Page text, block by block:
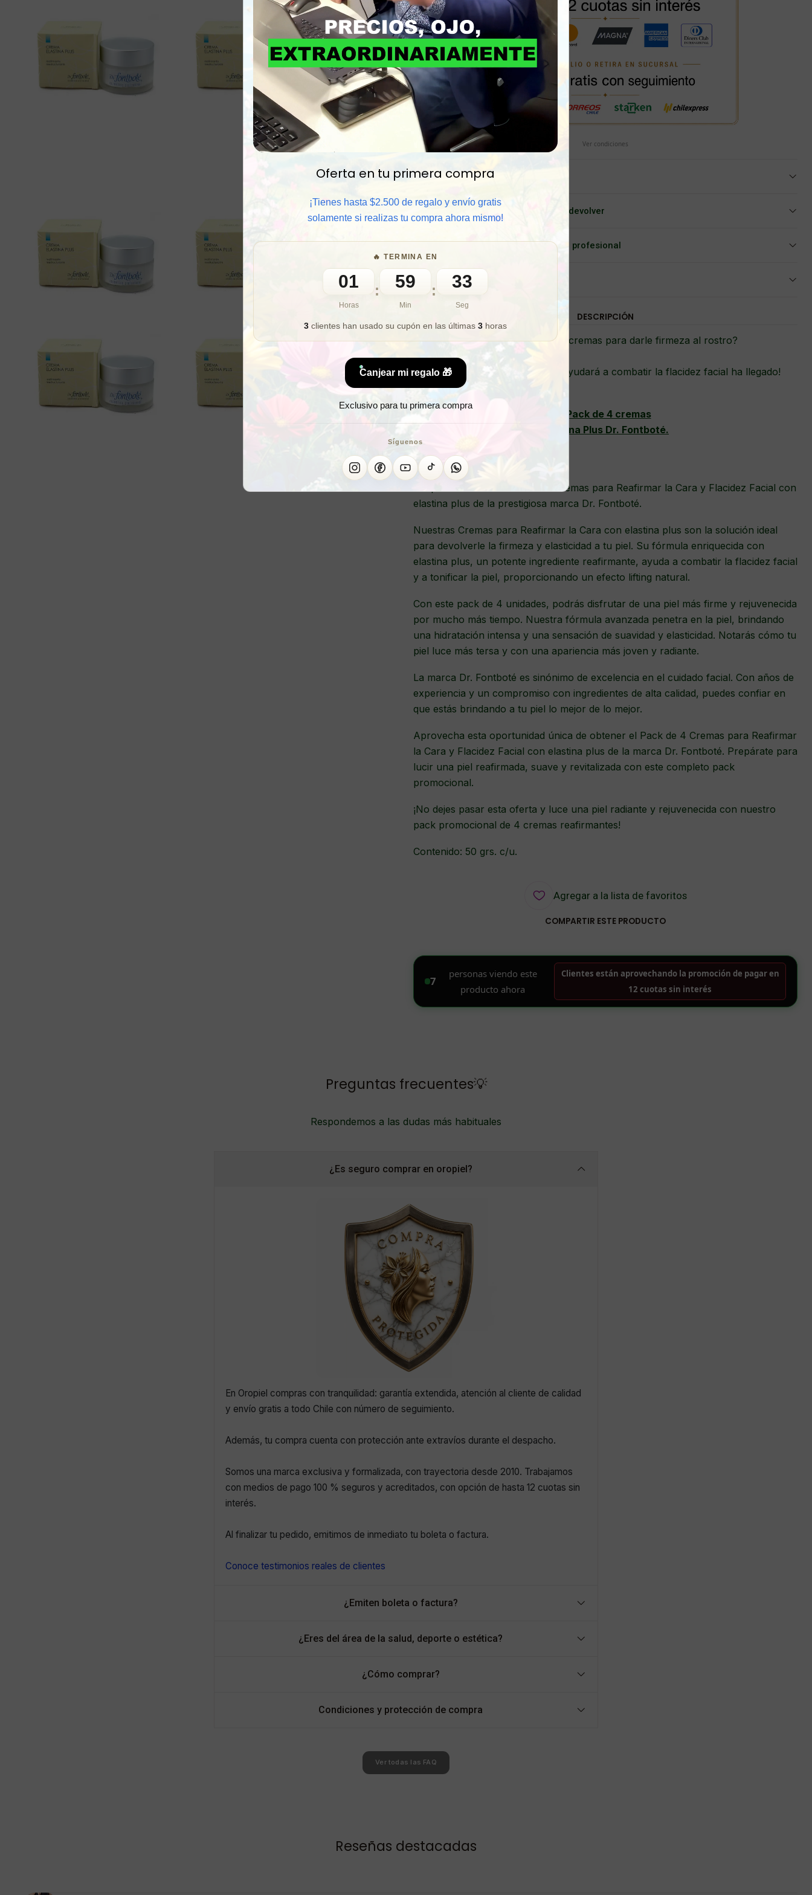
Oferta en tu primera compra
¡Tienes hasta $2.500 de regalo y envío gratis
solamente si realizas tu compra ahora mismo!
🔥 TERMINA EN
01
Horas
: 59
Min
: 31
Seg
3 clientes han usado su cupón en las últimas 3 horas
Canjear mi regalo 🎁
Exclusivo para tu primera compra
Síguenos
Ver condiciones
📦 Comprar al por mayor
⏰ Garantía 8 meses para cambiar o devolver
🧑‍💼 Atención al cliente y/o Asesoría profesional
🎁 Lo quiero para regalo
DESCRIPCIÓN
¿Buscas un pack de cremas para darle firmeza al rostro?
¡El pack promocional que te ayudará a combatir la flacidez facial ha llegado!
Pack de 4 cremas
Elastina Plus Dr. Fontboté.
Te presentamos el Pack de 4 Cremas para Reafirmar la Cara y Flacidez Facial con
elastina plus de la prestigiosa marca Dr. Fontboté.
Nuestras Cremas para Reafirmar la Cara con elastina plus son la solución ideal
para devolverle la firmeza y elasticidad a tu piel. Su fórmula enriquecida con
elastina plus, un potente ingrediente reafirmante, ayuda a combatir la flacidez facial
y a tonificar la piel, proporcionando un efecto lifting natural.
Con este pack de 4 unidades, podrás disfrutar de una piel más firme y rejuvenecida
por mucho más tiempo. Nuestra fórmula avanzada penetra en la piel, brindando
una hidratación intensa y una sensación de suavidad y elasticidad. Notarás cómo tu
piel luce más tersa y con una apariencia más joven y radiante.
La marca Dr. Fontboté es sinónimo de excelencia en el cuidado facial. Con años de
experiencia y un compromiso con ingredientes de alta calidad, puedes confiar en
que estás brindando a tu piel lo mejor de lo mejor.
Aprovecha esta oportunidad única de obtener el Pack de 4 Cremas para Reafirmar
la Cara y Flacidez Facial con elastina plus de la marca Dr. Fontboté. Prepárate para
lucir una piel reafirmada, suave y revitalizada con este completo pack
promocional.
¡No dejes pasar esta oferta y luce una piel radiante y rejuvenecida con nuestro
pack promocional de 4 cremas reafirmantes!
Contenido: 50 grs. c/u.
Agregar a la lista de favoritos
COMPARTIR ESTE PRODUCTO
Preguntas frecuentes💡
Respondemos a las dudas más habituales
¿Es seguro comprar en oropiel?
En Oropiel compras con tranquilidad: garantía extendida, atención al cliente de calidad
y envío gratis a todo Chile con número de seguimiento.
Además, tu compra cuenta con protección ante extravíos durante el despacho.
Somos una marca exclusiva y formalizada, con trayectoria desde 2010. Trabajamos
con medios de pago 100 % seguros y acreditados, con opción de hasta 12 cuotas sin
interés.
Al finalizar tu pedido, emitimos de inmediato tu boleta o factura.
Conoce testimonios reales de clientes
¿Emiten boleta o factura?
¿Eres del área de la salud, deporte o estética?
¿Cómo comprar?
Condiciones y protección de compra
Ver todas las FAQ
Reseñas destacadas